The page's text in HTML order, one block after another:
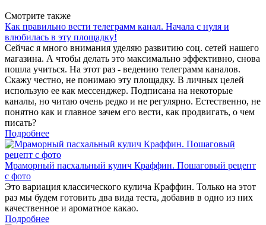
Смотрите также
Как правильно вести телеграмм канал. Начала с нуля и
влюбилась в эту площадку!
Сейчас я много внимания уделяю развитию соц. сетей нашего
магазина. А чтобы делать это максимально эффективно, снова
пошла учиться. На этот раз - ведению телеграмм каналов.
Скажу честно, не понимаю эту площадку. В личных целей
использую ее как мессенджер. Подписана на некоторые
каналы, но читаю очень редко и не регулярно. Естественно, не
понятно как и главное зачем его вести, как продвигать, о чем
писать?
Подробнее
Мраморный пасхальный кулич Краффин. Пошаговый рецепт
с фото
Это вариация классического кулича Краффин. Только на этот
раз мы будем готовить два вида теста, добавив в одно из них
качественное и ароматное какао.
Подробнее